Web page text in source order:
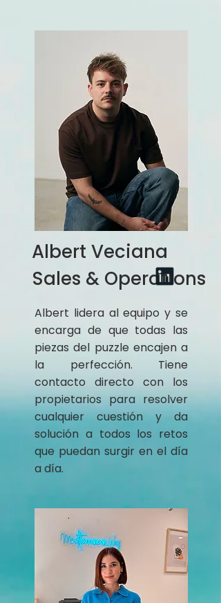
Albert Veciana
Sales & Operations
Albert lidera al equipo y se
encarga de que todas las
piezas del puzzle encajen a
la perfección. Tiene
contacto directo con los
propietarios para resolver
cualquier cuestión y da
solución a todos los retos
que puedan surgir en el día
a día.